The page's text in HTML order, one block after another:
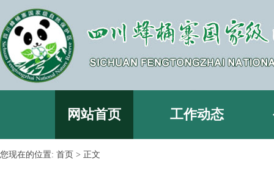
网站首页 工作动态
您现在的位置: 首页 > 正文